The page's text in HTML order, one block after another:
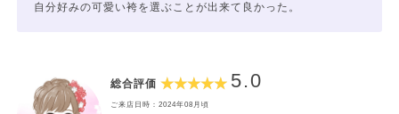
自分好みの可愛い袴を選ぶことが出来て良かった。
総合評価 5.0
ご来店日時：2024年08月頃